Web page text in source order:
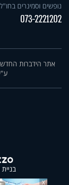
נופשים וסמינרים בחו"ל
073-2221202
אתר הידברות החדש
X